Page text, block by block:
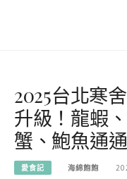
2025台北寒
升級！龍蝦
蟹、鮑魚通
愛食記 海綿飽飽